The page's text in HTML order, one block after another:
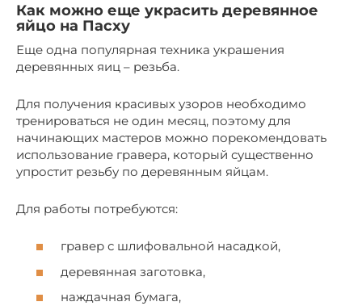
Как можно еще украсить деревянное
яйцо на Пасху
Еще одна популярная техника украшения
деревянных яиц – резьба.
Для получения красивых узоров необходимо
тренироваться не один месяц, поэтому для
начинающих мастеров можно порекомендовать
использование гравера, который существенно
упростит резьбу по деревянным яйцам.
Для работы потребуются:
гравер с шлифовальной насадкой,
деревянная заготовка,
наждачная бумага,